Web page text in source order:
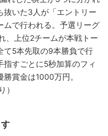
抜いた3人が「エントリー
ムで行われる。予選リーグ
、上位2チームが本戦トー
て5本先取の9本勝負で行
指すごとに5秒加算のフィ
賞金は1000万円。
）